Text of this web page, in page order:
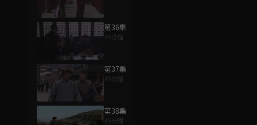
第36集
45分鐘
第37集
45分鐘
第38集
45分鐘